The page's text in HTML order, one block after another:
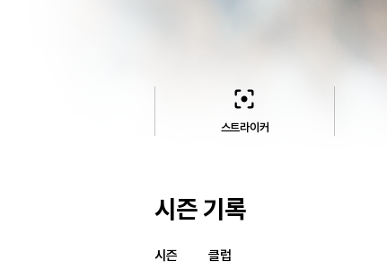
filter_center_focus
스트라이커
시즌 기록
시즌 클럽